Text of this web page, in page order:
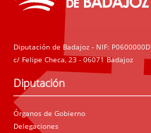
Diputación de Badajoz - NIF: P0600000D
c/ Felipe Checa, 23 - 06071 Badajoz
Diputación
Órganos de Gobierno
Delegaciones